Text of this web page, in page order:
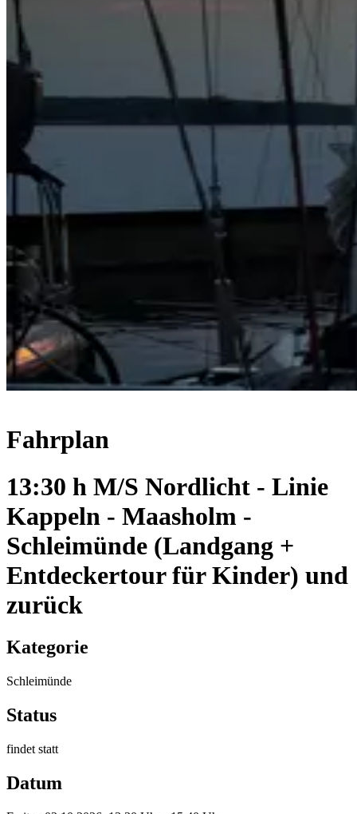
Fahrplan
13:30 h M/S Nordlicht - Linie
Kappeln - Maasholm -
Schleimünde (Landgang +
Entdeckertour für Kinder) und
zurück
Kategorie
Schleimünde
Status
findet statt
Datum